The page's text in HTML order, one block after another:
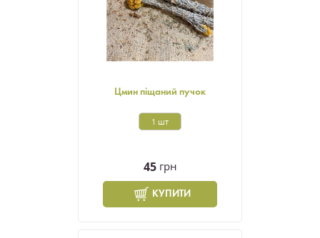
Цмин піщаний пучок
1 шт
45 грн
КУПИТИ